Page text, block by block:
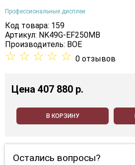
Профессиональные дисплеи
Код товара: 159
Артикул: NK49G-EF250MB
Производитель: BOE
☆ ☆ ☆ ☆ ☆ 0 отзывов
Цена 407 880 p.
В КОРЗИНУ
Остались вопросы?